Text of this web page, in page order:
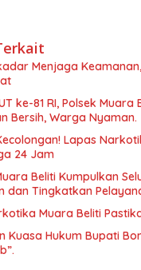
Menjaga
ke-81 RI, Polsek
Bersih, Warga Nyaman.
Lapas
24 Jam
Beliti Kumpulkan
dan Tingkatkan
Muara Beliti
Kuasa Hukum Bupati